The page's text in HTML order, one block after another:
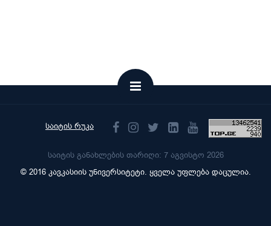
საიტის რუკა
საიტის განახლების თარიღი: 7 აგვისტო 2026
© 2016 კავკასიის უნივერსიტეტი. ყველა უფლება დაცულია.